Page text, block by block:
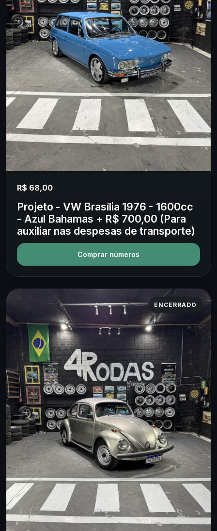
R$ 68,00
Projeto - VW Brasília 1976 - 1600cc
- Azul Bahamas + R$ 700,00 (Para
auxiliar nas despesas de transporte)
Comprar números
ENCERRADO